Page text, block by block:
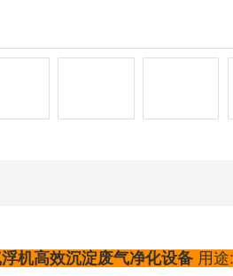
机高效沉淀废气净化设备 用途: